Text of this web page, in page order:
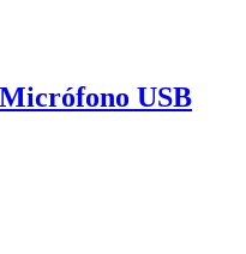
USB